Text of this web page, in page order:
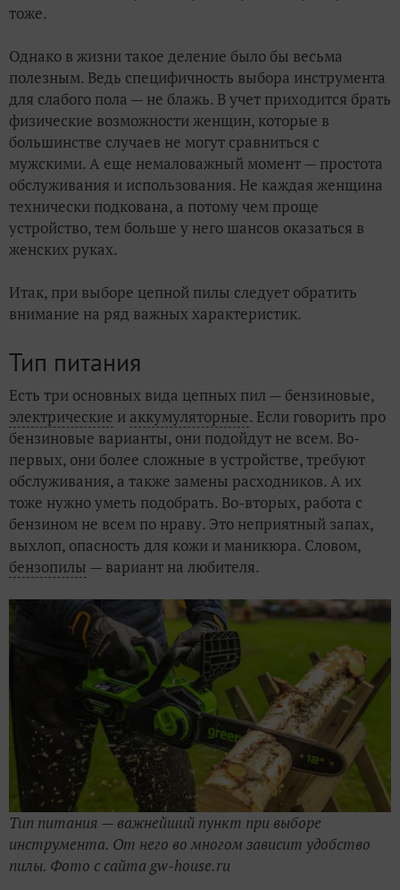
тоже.
Однако в жизни такое деление было бы весьма
полезным. Ведь специфичность выбора инструмента
для слабого пола — не блажь. В учет приходится брать
физические возможности женщин, которые в
большинстве случаев не могут сравниться с
мужскими. А еще немаловажный момент — простота
обслуживания и использования. Не каждая женщина
технически подкована, а потому чем проще
устройство, тем больше у него шансов оказаться в
женских руках.
Итак, при выборе цепной пилы следует обратить
внимание на ряд важных характеристик.
Тип питания
Есть три основных вида цепных пил — бензиновые,
электрические и аккумуляторные. Если говорить про
бензиновые варианты, они подойдут не всем. Во-
первых, они более сложные в устройстве, требуют
обслуживания, а также замены расходников. А их
тоже нужно уметь подобрать. Во-вторых, работа с
бензином не всем по нраву. Это неприятный запах,
выхлоп, опасность для кожи и маникюра. Словом,
бензопилы — вариант на любителя.
Тип питания — важнейший пункт при выборе
инструмента. От него во многом зависит удобство
пилы. Фото с сайта gw-house.ru